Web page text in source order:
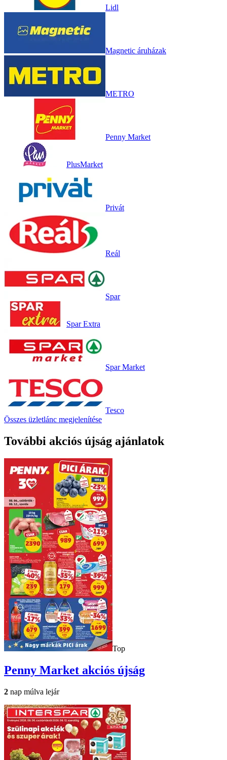
Lidl
Magnetic áruházak
METRO
Penny Market
PlusMarket
Privát
Reál
Spar
Spar Extra
Spar Market
Tesco
Összes üzletlánc megjelenítése
További akciós újság ajánlatok
Top
Penny Market akciós újság
2 nap múlva lejár